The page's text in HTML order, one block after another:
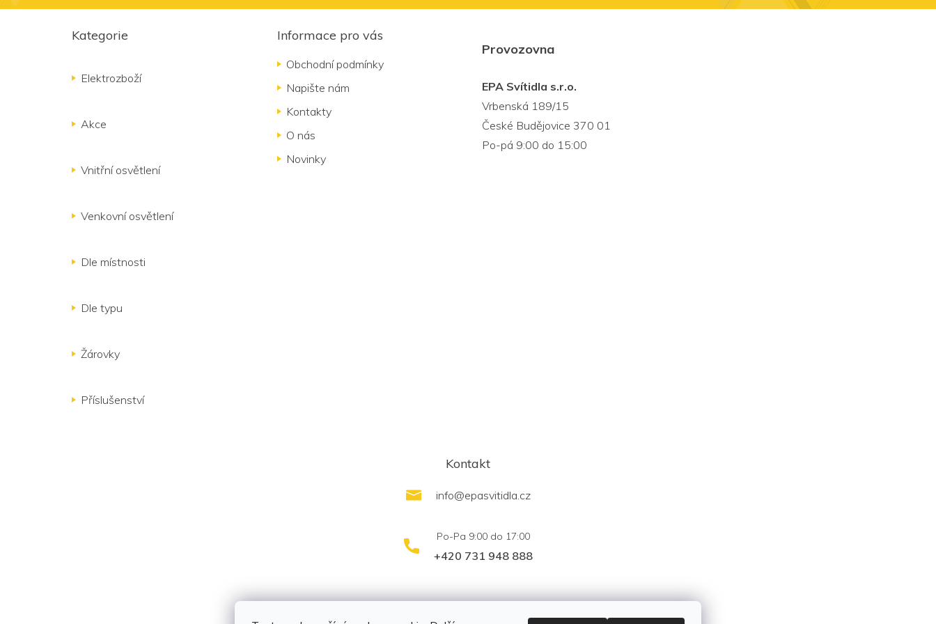
Kategorie
Elektrozboží
Akce
Vnitřní osvětlení
Venkovní osvětlení
Dle místnosti
Dle typu
Žárovky
Příslušenství
Informace pro vás
Obchodní podmínky
Napište nám
Kontakty
O nás
Novinky
Provozovna
EPA Svítidla s.r.o.
Vrbenská 189/15
České Budějovice 370 01
Po-pá 9:00 do 15:00
Kontakt
info@epasvitidla.cz
+420 731 948 888